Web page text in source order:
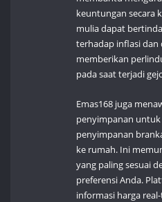
keuntungan secara
mulia dapat
terhadap inflasi dan
memberikan
pada saat terjadi
Emas168 juga
penyimpanan
penyimpanan
ke rumah. Ini
yang paling sesuai
preferensi Anda.
informasi harga